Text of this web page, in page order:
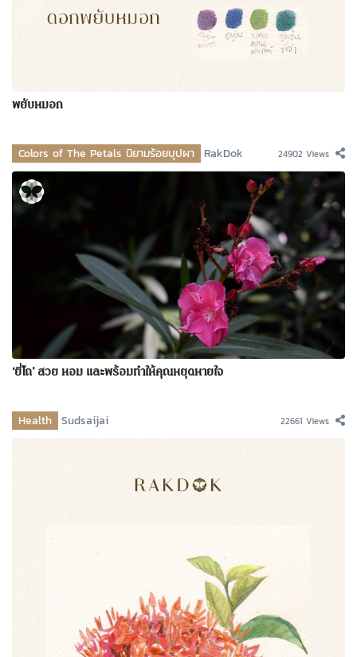
พยับหมอก
Colors of The Petals นิยามร้อยบุปผา RakDok 24902 Views
‘ยี่โถ’ สวย หอม และพร้อมทำให้คุณหยุดหายใจ
Health Sudsaijai 22661 Views